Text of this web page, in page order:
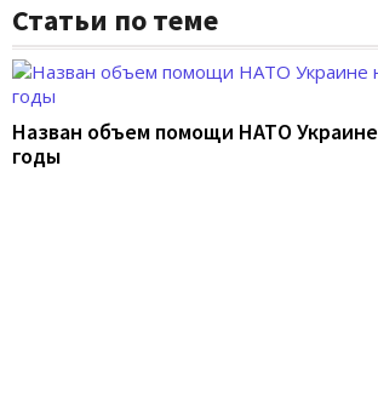
Статьи по теме
Назван объем помощи НАТО Украине
годы